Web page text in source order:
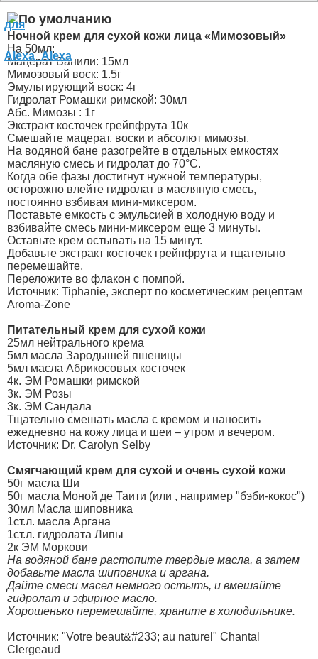
Ночной крем для сухой кожи лица «Мимозовый»
На 50мл:
Мацерат Ванили: 15мл
Мимозовый воск: 1.5г
Эмульгирующий воск: 4г
Гидролат Ромашки римской: 30мл
Абс. Мимозы : 1г
Экстракт косточек грейпфрута 10к
Смешайте мацерат, воски и абсолют мимозы.
На водяной бане разогрейте в отдельных емкостях
масляную смесь и гидролат до 70°C.
Когда обе фазы достигнут нужной температуры,
осторожно влейте гидролат в масляную смесь,
постоянно взбивая мини-миксером.
Поставьте емкость с эмульсией в холодную воду и
взбивайте смесь мини-миксером еще 3 минуты.
Оставьте крем остывать на 15 минут.
Добавьте экстракт косточек грейпфрута и тщательно
перемешайте.
Переложите во флакон с помпой.
Источник: Tiphanie, эксперт по косметическим рецептам
Aroma-Zone
Питательный крем для сухой кожи
25мл нейтрального крема
5мл масла Зародышей пшеницы
5мл масла Абрикосовых косточек
4к. ЭМ Ромашки римской
3к. ЭМ Розы
3к. ЭМ Сандала
Тщательно смешать масла с кремом и наносить
ежедневно на кожу лица и шеи – утром и вечером.
Источник: Dr. Carolyn Selby
Смягчающий крем для сухой и очень сухой кожи
50г масла Ши
50г масла Моной де Таити (или , например "бэби-кокос")
30мл Масла шиповника
1ст.л. масла Аргана
1ст.л. гидролата Липы
2к ЭМ Моркови
На водяной бане растопите твердые масла, а затем
добавьте масла шиповника и аргана.
Дайте смеси масел немного остыть, и вмешайте
гидролат и эфирное масло.
Хорошенько перемешайте, храните в холодильнике.
Источник: "Votre beaut&#233; au naturel" Chantal
Clergeaud